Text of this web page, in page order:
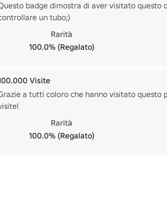
badge dimostra di aver visitato questo
un tubo;)
Rarità
100.0% (Regalato)
Visite
a tutti coloro che hanno visitato questo
Rarità
100.0% (Regalato)